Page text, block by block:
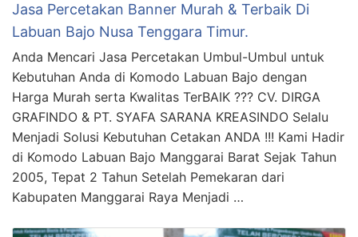
Jasa Percetakan Banner Murah & Terbaik Di
Labuan Bajo Nusa Tenggara Timur.
Anda Mencari Jasa Percetakan Umbul-Umbul untuk
Kebutuhan Anda di Komodo Labuan Bajo dengan
Harga Murah serta Kwalitas TerBAIK ??? CV. DIRGA
GRAFINDO & PT. SYAFA SARANA KREASINDO Selalu
Menjadi Solusi Kebutuhan Cetakan ANDA !!! Kami Hadir
di Komodo Labuan Bajo Manggarai Barat Sejak Tahun
2005, Tepat 2 Tahun Setelah Pemekaran dari
Kabupaten Manggarai Raya Menjadi …